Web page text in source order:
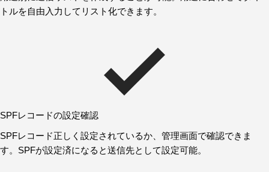
トルを自由入力してリスト化できます。
SPFレコードの設定確認
SPFレコード正しく設定されているか、管理画面で確認できま
す。SPFが設定済になると送信先として設定可能。